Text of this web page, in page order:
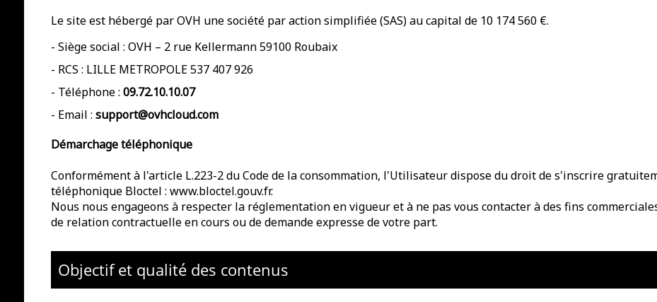
Le site est hébergé parOVH une société par action simplifiée (SAS) au capital de 10 174 560 €.
- Siège social : OVH – 2 rue Kellermann 59100 Roubaix
- RCS : LILLE METROPOLE 537 407 926
- Téléphone : 09.72.10.10.07
- Email : support@ovhcloud.com
Démarchage téléphonique
Conformément à l'article L.223-2 du Code de la consommation, l'Utilisateur dispose du droit de s'inscrire
téléphonique Bloctel : www.bloctel.gouv.fr.
Nous nous engageons à respecter la réglementation en vigueur et à ne pas vous contacter à des fins
de relation contractuelle en cours ou de demande expresse de votre part.
Objectif et qualité des contenus